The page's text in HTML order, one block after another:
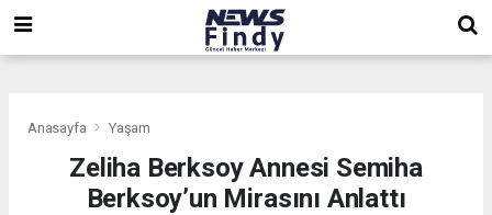
Anasayfa Yaşam
Zeliha Berksoy Annesi Semiha
Berksoy’un Mirasını Anlattı